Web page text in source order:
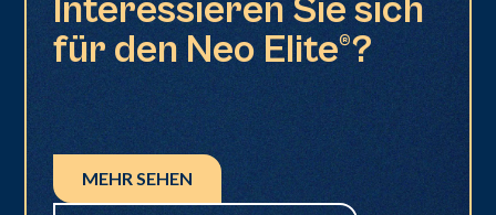
Interessieren Sie sich
für den Neo Elite®?
MEHR SEHEN